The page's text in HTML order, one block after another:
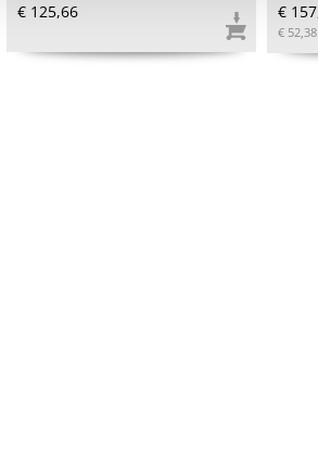
€ 125,66
€
€ 52,38